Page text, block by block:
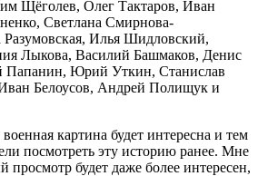
Щёголев, Олег Тактаров, Иван
Светлана Смирнова-
Илья Шидловский,
Лыкова, Василий Башмаков, Денис
Папанин, Юрий Уткин, Станислав
Белоусов, Андрей Полищук и
картина будет интересна и тем
посмотреть эту историю ранее. Мне
просмотр будет даже более интересен,